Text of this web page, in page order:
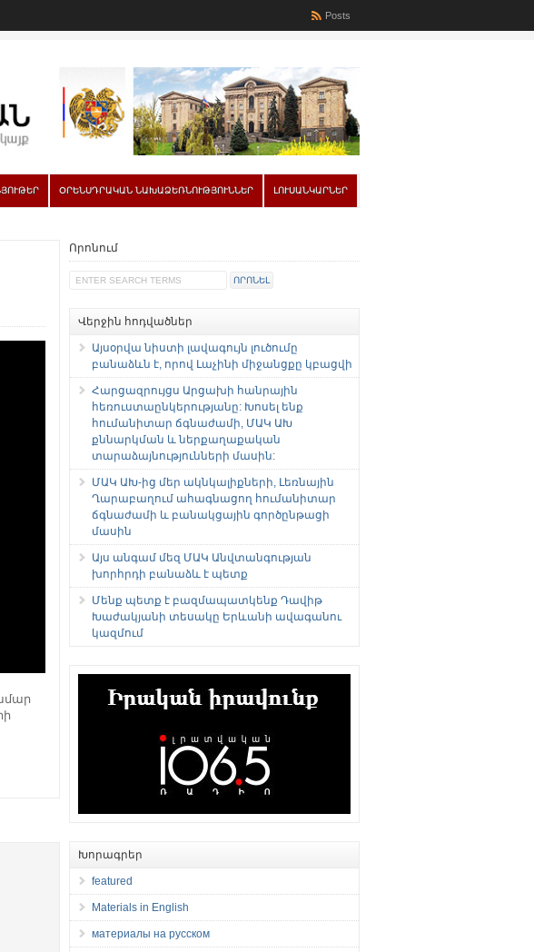
Posts
ՕՐԵՆՍԴՐԱԿԱՆ ՆԱԽԱՁԵՌՆՈՒԹՅՈՒՆՆԵՐ ԼՈՒՍԱՆԿԱՐՆԵՐ
Որոնում
Վերջին հոդվածներ
Այսօրվա նիստի լավագույն լուծումը
բանաձևն է, որով Լաչինի միջանցքը կբացվի
Հարցազրույցս Արցախի հանրային
հեռուստաընկերությանը: Խոսել ենք
հումանիտար ճգնաժամի, ՄԱԿ ԱԽ
քննարկման և ներքաղաքական
տարաձայնությունների մասին:
ՄԱԿ ԱԽ-ից մեր ակնկալիքների, Լեռնային
Ղարաբաղում ահագնացող հումանիտար
ճգնաժամի և բանակցային գործընթացի
մասին
Այս անգամ մեզ ՄԱԿ Անվտանգության
խորհրդի բանաձև է պետք
Մենք պետք է բազմապատկենք Դավիթ
Խաժակյանի տեսակը Երևանի ավագանու
կազմում
Խորագրեր
featured
Materials in English
материалы на русском